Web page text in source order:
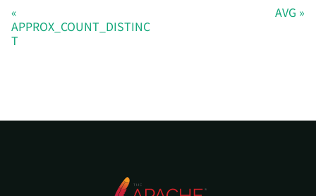
APPROX_COUNT_DISTINC
T
AVG